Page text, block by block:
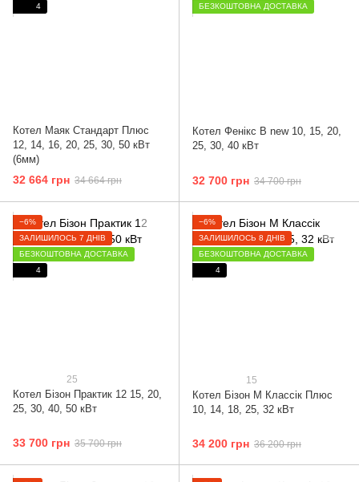
4
Котел Маяк Стандарт Плюс
12, 14, 16, 20, 25, 30, 50 кВт
(6мм)
32 664 грн 34 664 грн
БЕЗКОШТОВНА ДОСТАВКА
Котел Фенікс B new 10, 15, 20,
25, 30, 40 кВт
32 700 грн 34 700 грн
−6%
ЗАЛИШИЛОСЬ 7 ДНІВ
БЕЗКОШТОВНА ДОСТАВКА
4
25
Котел Бізон Практик 12 15, 20,
25, 30, 40, 50 кВт
33 700 грн 35 700 грн
−6%
ЗАЛИШИЛОСЬ 8 ДНІВ
БЕЗКОШТОВНА ДОСТАВКА
4
15
Котел Бізон М Классік Плюс
10, 14, 18, 25, 32 кВт
34 200 грн 36 200 грн